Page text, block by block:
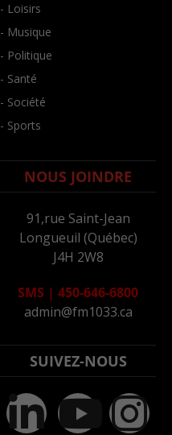
- Loisirs
- Musique
- Politique
- Santé
- Société
- Sports
NOUS JOINDRE
91,rue Saint-Jean
Longueuil (Québec)
J4H 2W8
SMS | 450-646-6800
admin@fm1033.ca
SUIVEZ-NOUS